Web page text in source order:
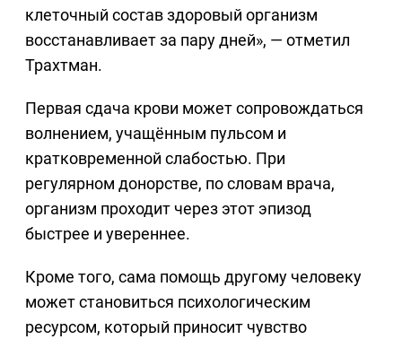
клеточный состав здоровый организм
восстанавливает за пару дней», — отметил
Трахтман.
Первая сдача крови может сопровождаться
волнением, учащённым пульсом и
кратковременной слабостью. При
регулярном донорстве, по словам врача,
организм проходит через этот эпизод
быстрее и увереннее.
Кроме того, сама помощь другому человеку
может становиться психологическим
ресурсом, который приносит чувство